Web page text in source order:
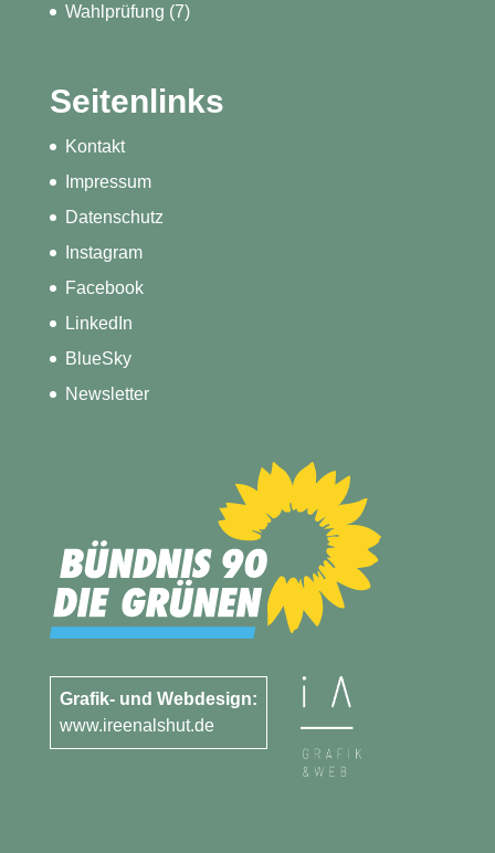
Wahlprüfung (7)
Seitenlinks
Kontakt
Impressum
Datenschutz
Instagram
Facebook
LinkedIn
BlueSky
Newsletter
Grafik- und Webdesign:
www.ireenalshut.de